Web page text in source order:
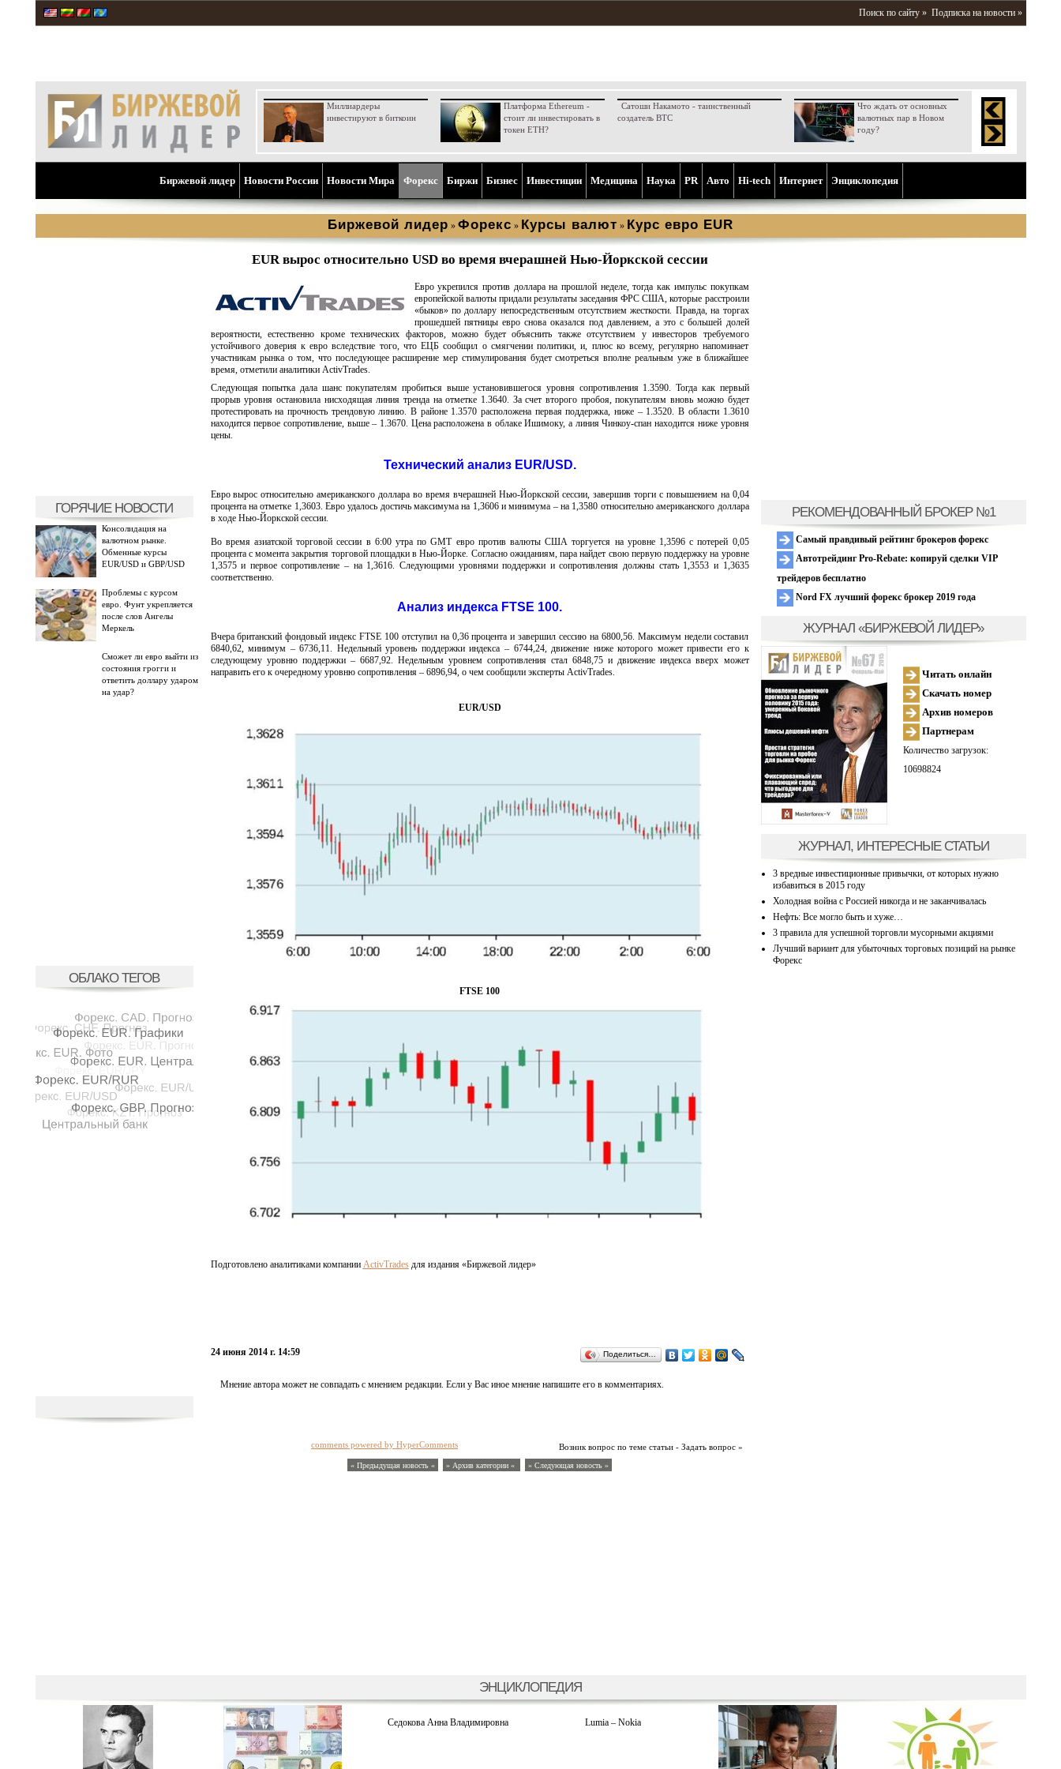
Поиск по сайту » Подписка на новости »
Миллиардеры
инвестируют в биткоин
Платформа Ethereum -
стоит ли инвестировать в
токен ETH?
Сатоши Накамото - таинственный
создатель BTC
Что ждать от основных
валютных пар в Новом
году?
Биржевой лидер Новости России Новости Мира Форекс Биржи Бизнес Инвестиции Медицина Наука PR Aвто Hi-tech Интернет Энциклопедия
Биржевой лидер » Форекс » Курсы валют » Курс евро EUR
ГОРЯЧИЕ НОВОСТИ
Консолидация на
валютном рынке.
Обменные курсы
EUR/USD и GBP/USD
Проблемы с курсом
евро. Фунт укрепляется
после слов Ангелы
Меркель
Сможет ли евро выйти из
состояния грогги и
ответить доллару ударом
на удар?
ОБЛАКО ТЕГОВ
EUR вырос относительно USD во время вчерашней Нью-Йоркской сессии
Евро укрепился против доллара на прошлой неделе, тогда как импульс покупкам
европейской валюты придали результаты заседания ФРС США, которые расстроили
«быков» по доллару непосредственным отсутствием жесткости. Правда, на торгах
прошедшей пятницы евро снова оказался под давлением, а это с большей долей
вероятности, естественно кроме технических факторов, можно будет объяснить также отсутствием у инвесторов требуемого
устойчивого доверия к евро вследствие того, что ЕЦБ сообщил о смягчении политики, и, плюс ко всему, регулярно напоминает
участникам рынка о том, что последующее расширение мер стимулирования будет смотреться вполне реальным уже в ближайшее
время, отметили аналитики ActivTrades.
Следующая попытка дала шанс покупателям пробиться выше установившегося уровня сопротивления 1.3590. Тогда как первый
прорыв уровня остановила нисходящая линия тренда на отметке 1.3640. За счет второго пробоя, покупателям вновь можно будет
протестировать на прочность трендовую линию. В районе 1.3570 расположена первая поддержка, ниже – 1.3520. В области 1.3610
находится первое сопротивление, выше – 1.3670. Цена расположена в облаке Ишимоку, а линия Чинкоу-спан находится ниже уровня
цены.
Технический анализ EUR/USD.
Евро вырос относительно американского доллара во время вчерашней Нью-Йоркской сессии, завершив торги с повышением на 0,04
процента на отметке 1,3603. Евро удалось достичь максимума на 1,3606 и минимума – на 1,3580 относительно американского доллара
в ходе Нью-Йоркской сессии.
Во время азиатской торговой сессии в 6:00 утра по GMT евро против валюты США торгуется на уровне 1,3596 с потерей 0,05
процента с момента закрытия торговой площадки в Нью-Йорке. Согласно ожиданиям, пара найдет свою первую поддержку на уровне
1,3575 и первое сопротивление – на 1,3616. Следующими уровнями поддержки и сопротивления должны стать 1,3553 и 1,3635
соответственно.
Анализ индекса FTSE 100.
Вчера британский фондовый индекс FTSE 100 отступил на 0,36 процента и завершил сессию на 6800,56. Максимум недели составил
6840,62, минимум – 6736,11. Недельный уровень поддержки индекса – 6744,24, движение ниже которого может привести его к
следующему уровню поддержки – 6687,92. Недельным уровнем сопротивления стал 6848,75 и движение индекса вверх может
направить его к очередному уровню сопротивления – 6896,94, о чем сообщили эксперты ActivTrades.
EUR/USD
FTSE 100
Подготовлено аналитиками компании ActivTradesдля издания «Биржевой лидер»
24 июня 2014 г. 14:59 Поделиться…
Мнение автора может не совпадать с мнением редакции. Если у Вас иное мнение напишите его в комментариях.
Возник вопрос по теме статьи - Задать вопрос »
comments powered by HyperComments
« Предыдущая новость « » Архив категории « » Следующая новость »
РЕКОМЕНДОВАННЫЙ БРОКЕР №1
Самый правдивый рейтинг брокеров форекс
Автотрейдинг Pro-Rebate: копируй сделки VIP
трейдеров бесплатно
Nord FX лучший форекс брокер 2019 года
ЖУРНАЛ «БИРЖЕВОЙ ЛИДЕР»
Читать онлайн
Скачать номер
Архив номеров
Партнерам
Количество загрузок:
10698824
ЖУРНАЛ, ИНТЕРЕСНЫЕ СТАТЬИ
3 вредные инвестиционные привычки, от которых нужно
избавиться в 2015 году
Холодная война с Россией никогда и не заканчивалась
Нефть: Все могло быть и хуже…
3 правила для успешной торговли мусорными акциями
Лучший вариант для убыточных торговых позиций на рынке
Форекс
ЭНЦИКЛОПЕДИЯ
Седокова Анна Владимировна Lumia – Nokia